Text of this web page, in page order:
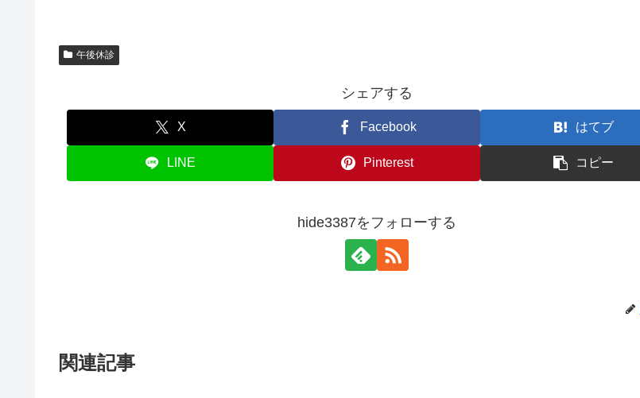
午後休診
シェアする
X Facebook はてブ
LINE Pinterest コピー
hide3387をフォローする
関連記事